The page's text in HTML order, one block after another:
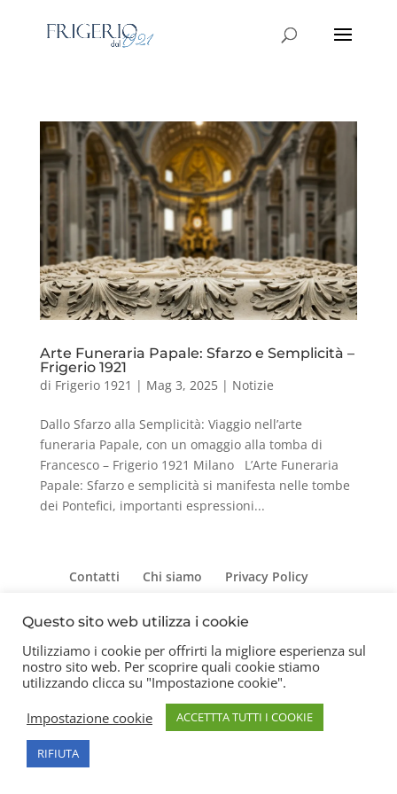
Arte Funeraria Papale: Sfarzo e Semplicità –
Frigerio 1921
di Frigerio 1921 | Mag 3, 2025| Notizie
Dallo Sfarzo alla Semplicità: Viaggio nell’arte
funeraria Papale, con un omaggio alla tomba di
Francesco – Frigerio 1921 Milano L’Arte Funeraria
Papale: Sfarzo e semplicità si manifesta nelle tombe
dei Pontefici, importanti espressioni...
Contatti Chi siamo Privacy Policy
Copyright 2026 © Frigerio Renzo Snc P.IVA
08003270157
Questo sito web utilizza i cookie
Utilizziamo i cookie per offrirti la migliore esperienza sul
nostro sito web. Per scoprire quali cookie stiamo
utilizzando clicca su "Impostazione cookie".
Impostazione cookie
ACCETTTA TUTTI I COOKIE
RIFIUTA